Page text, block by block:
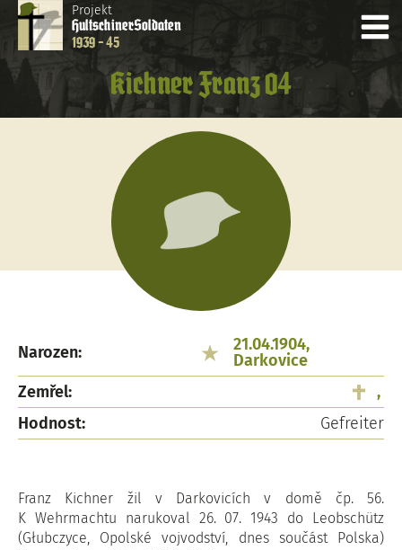
Projekt
HultschinerSoldaten
1939 - 45
Kichner Franz 04
Narozen:
21.04.1904,
Darkovice
Zemřel:
,
Hodnost:
Gefreiter
Franz Kichner žil v Darkovicích v domě čp. 56.
K Wehrmachtu narukoval 26. 07. 1943 do Leobschütz
(Głubczyce, Opolské vojvodství, dnes součást Polska)